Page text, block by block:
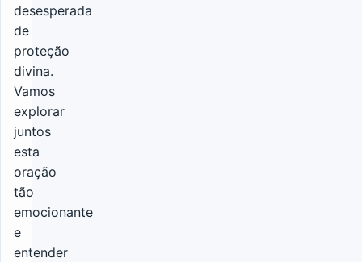
desesperada
de
proteção
divina.
Vamos
explorar
juntos
esta
oração
tão
emocionante
e
entender